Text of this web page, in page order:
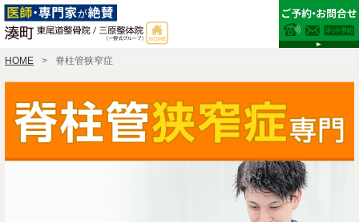
HOME 脊柱管狭窄症